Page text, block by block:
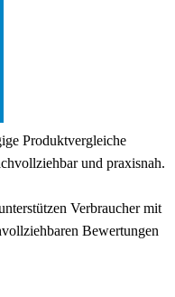
Produktvergleiche
und praxisnah.
Verbraucher mit
Bewertungen